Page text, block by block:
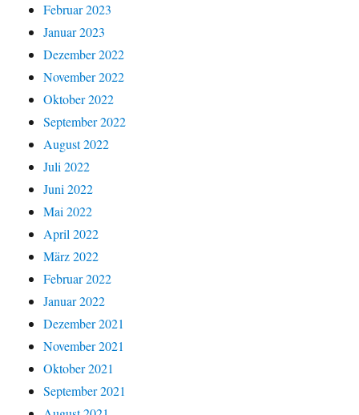
Februar 2023
Januar 2023
Dezember 2022
November 2022
Oktober 2022
September 2022
August 2022
Juli 2022
Juni 2022
Mai 2022
April 2022
März 2022
Februar 2022
Januar 2022
Dezember 2021
November 2021
Oktober 2021
September 2021